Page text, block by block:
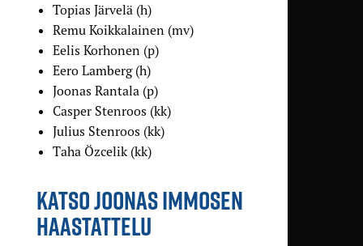
Topias Järvelä (h)
Remu Koikkalainen (mv)
Eelis Korhonen (p)
Eero Lamberg (h)
Joonas Rantala (p)
Casper Stenroos (kk)
Julius Stenroos (kk)
Taha Özcelik (kk)
KATSO JOONAS IMMOSEN
HAASTATTELU